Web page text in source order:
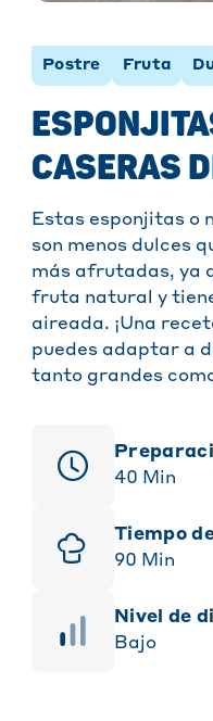
Postre Fruta
CASERAS
Estas esponjitas o
son menos dulces
más afrutadas, ya
fruta natural y
aireada. ¡Una
puedes adaptar a
tanto grandes
40 Min
Tiempo
90 Min
Nivel de
Bajo